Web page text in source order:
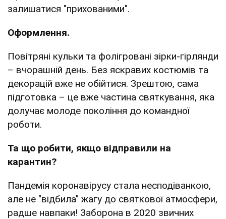
залишатися "прихованими".
Оформлення.
Повітряні кульки та фолігровані зірки-гірлянди
– вчорашній день. Без яскравих костюмів та
декорацій вже не обійтися. Зрештою, сама
підготовка – це вже частина святкування, яка
долучає молоде покоління до командної
роботи.
Та що робити, якщо відправили на
карантин?
Пандемія коронавірусу стала несподіванкою,
але не "відбила" жагу до святкової атмосфери,
радше навпаки! Заборона в 2020 звичних